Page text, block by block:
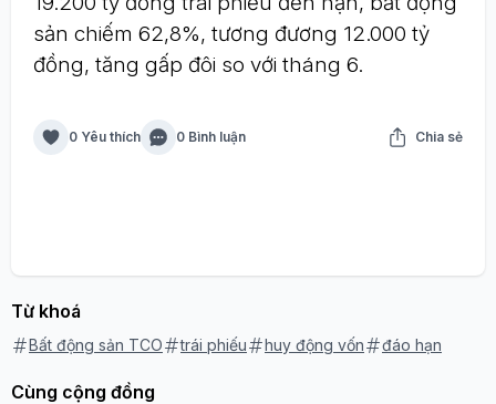
sản chiếm 62,8%, tương đương 12.000 tỷ
đồng, tăng gấp đôi so với tháng 6.
0 Yêu thích 0 Bình luận Chia sẻ
Từ khoá
Bất động sản TCO trái phiếu huy động vốn đáo hạn
Cùng cộng đồng